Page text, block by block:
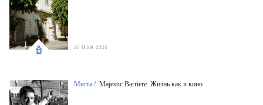
20 МАЯ 2026
Места / Majestic Barriere. Жизнь как в кино